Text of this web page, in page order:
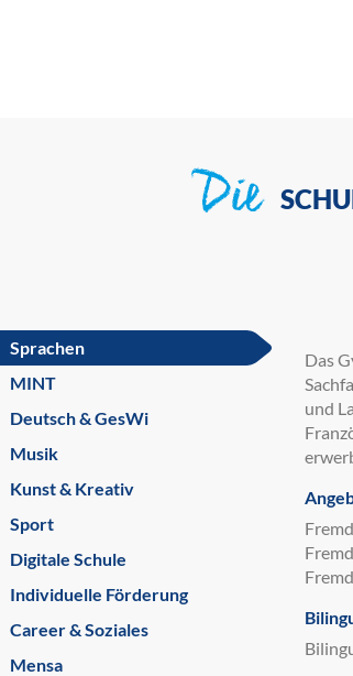
Die
Sprachen
MINT
Deutsch & GesWi
Musik
Kunst & Kreativ
Sport
Digitale Schule
Individuelle Förderung
Career & Soziales
Mensa
Das
und